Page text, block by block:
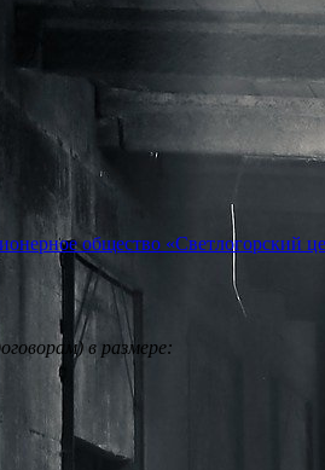
общество «Светлогорский
в размере: